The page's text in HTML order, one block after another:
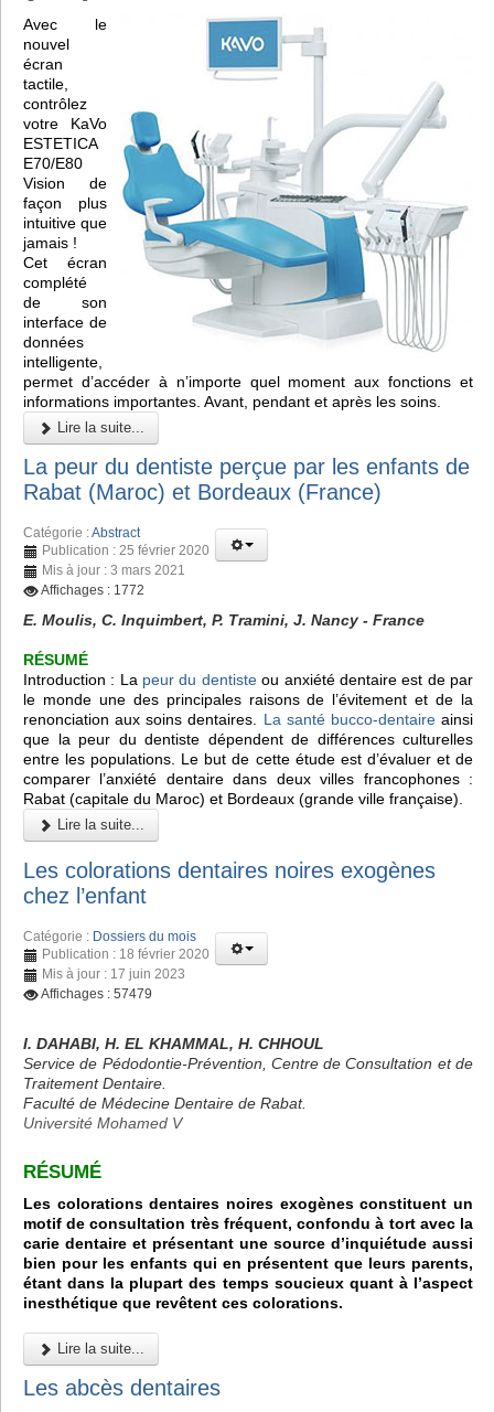
Avec le
nouvel
écran
tactile,
contrôlez
votre KaVo
ESTETICA
E70/E80
Vision de
façon plus
intuitive que
jamais !
Cet écran
complété
de son
interface de
données
intelligente,
permet d’accéder à n’importe quel moment aux fonctions et
informations importantes. Avant, pendant et après les soins.
Lire la suite...
La peur du dentiste perçue par les enfants de
Rabat (Maroc) et Bordeaux (France)
Catégorie :Abstract
Publication : 25 février 2020
Mis à jour : 3 mars 2021
Affichages : 1772
E. Moulis, C. Inquimbert, P. Tramini, J. Nancy - France
RÉSUMÉ
Introduction : La peur du dentisteou anxiété dentaire est de par
le monde une des principales raisons de l’évitement et de la
renonciation aux soins dentaires. La santé bucco-dentaireainsi
que la peur du dentiste dépendent de différences culturelles
entre les populations. Le but de cette étude est d’évaluer et de
comparer l’anxiété dentaire dans deux villes francophones :
Rabat (capitale du Maroc) et Bordeaux (grande ville française).
Lire la suite...
Les colorations dentaires noires exogènes
chez l’enfant
Catégorie : Dossiers du mois
Publication : 18 février 2020
Mis à jour : 17 juin 2023
Affichages : 57479
I. DAHABI, H. EL KHAMMAL, H. CHHOUL
Service de Pédodontie-Prévention, Centre de Consultation et de
Traitement Dentaire.
Faculté de Médecine Dentaire de Rabat.
Université Mohamed V
RÉSUMÉ
Les colorations dentaires noires exogènes constituent un
motif de consultation très fréquent, confondu à tort avec la
carie dentaire et présentant une source d’inquiétude aussi
bien pour les enfants qui en présentent que leurs parents,
étant dans la plupart des temps soucieux quant à l’aspect
inesthétique que revêtent ces colorations.
Lire la suite...
Les abcès dentaires